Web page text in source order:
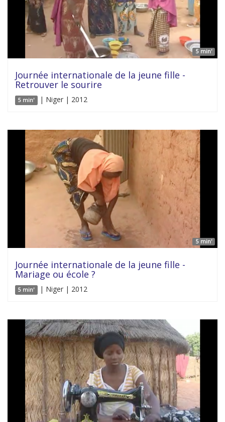
5 min'
Journée internationale de la jeune fille -
Retrouver le sourire
5 min' | Niger | 2012
5 min'
Journée internationale de la jeune fille -
Mariage ou école ?
5 min' | Niger | 2012